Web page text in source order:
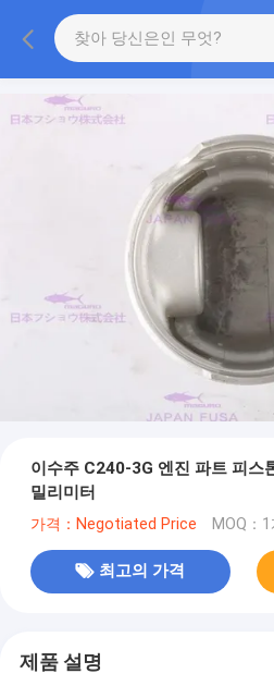
이수주 C240-3G 엔진 파트 피
밀리미터
가격：Negotiated Price MOQ：1
최고의 가격
제품 설명